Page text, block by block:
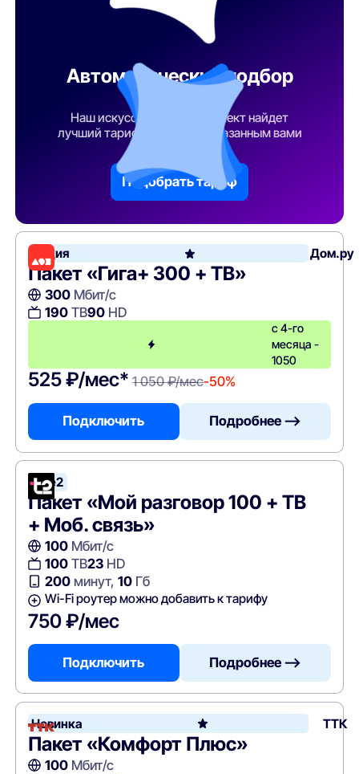
Автоматический подбор
Наш искусственный интеллект найдет
лучший тарифный план по указанным вами
Подобрать тариф
Акция Дом.ру
Пакет «Гига+ 300 + ТВ»
300Мбит/с
190ТВ90HD
с 4-го
месяца -
1050
525 ₽/мес* 1 050 ₽/мес-50%
Подключить Подробнее —>
Tele2
Пакет «Мой разговор 100 + ТВ
+ Моб. связь»
100Мбит/с
100ТВ23HD
200минут, 10Гб
Wi-Fi роутер можно добавить к тарифу
750 ₽/мес
Подключить Подробнее —>
Новинка ТТК
Пакет «Комфорт Плюс»
100Мбит/с